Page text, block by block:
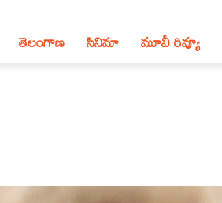
తెలంగాణ‌ సినిమా మూవీ రివ్యూ